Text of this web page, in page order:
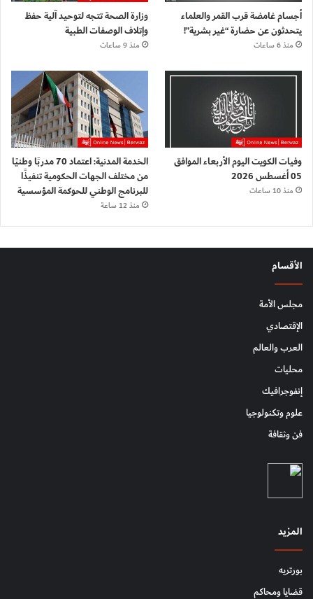
أجسام غامضة قرب القمر والعلماء
يتحدثون عن حضارة “غير بشرية”!
منذ 6 ساعات
وزارة الصحة تتجه لتوحيد آلية حفظ
وإتلاف الوصفات الطبية
منذ 9 ساعات
وفيات الكويت اليوم الأربعاء الموافق
05 أغسطس 2026
منذ 10 ساعات
الخدمة المدنية: اعتماد 70 مدربًا وطنيًا
من مختلف الجهات الحكومية تنفيذًا
للبرنامج الوطني للحوكمة المؤسسية
منذ 12 ساعة
الأقسام
مجلس الأمة
الإقتصادي
العرب والعالم
محليات
إنفوجرافيك
علوم وتكنولوجيا
فن وثقافة
المزيد
بورتريه
قضايا ومحاكم